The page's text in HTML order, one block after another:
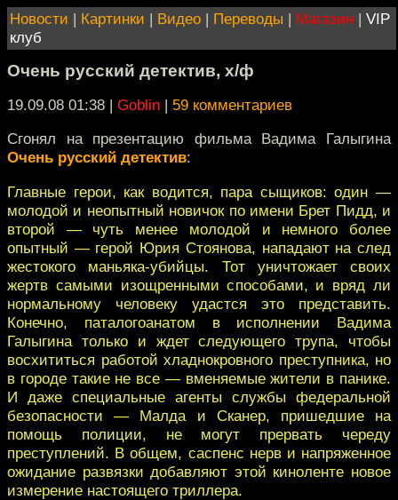
Новости | Картинки | Видео | Переводы | Магазин | VIP
клуб
Очень русский детектив, х/ф
19.09.08 01:38 | Goblin | 59 комментариев
Сгонял на презентацию фильма Вадима Галыгина
Очень русский детектив:
Главные герои, как водится, пара сыщиков: один —
молодой и неопытный новичок по имени Брет Пидд, и
второй — чуть менее молодой и немного более
опытный — герой Юрия Стоянова, нападают на след
жестокого маньяка-убийцы. Тот уничтожает своих
жертв самыми изощренными способами, и вряд ли
нормальному человеку удастся это представить.
Конечно, паталогоанатом в исполнении Вадима
Галыгина только и ждет следующего трупа, чтобы
восхититься работой хладнокровного преступника, но
в городе такие не все — вменяемые жители в панике.
И даже специальные агенты службы федеральной
безопасности — Малда и Сканер, пришедшие на
помощь полиции, не могут прервать череду
преступлений. В общем, саспенс нерв и напряженное
ожидание развязки добавляют этой киноленте новое
измерение настоящего триллера.